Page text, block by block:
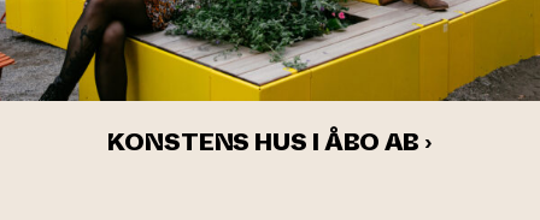
KONSTENS HUS I ÅBO AB ›